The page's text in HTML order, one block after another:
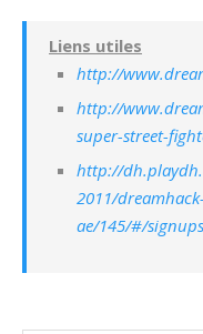
Liens utiles
http://
http://
super-street-
http://
2011/
ae/145/#/signups